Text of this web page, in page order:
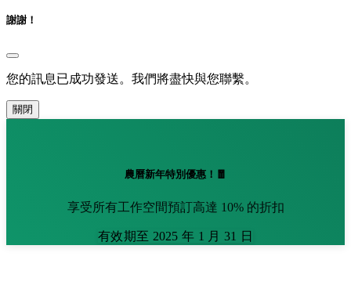
謝謝！
您的訊息已成功發送。我們將盡快與您聯繫。
關閉
農曆新年特別優惠！🧧
享受所有工作空間預訂高達 10% 的折扣
有效期至 2025 年 1 月 31 日